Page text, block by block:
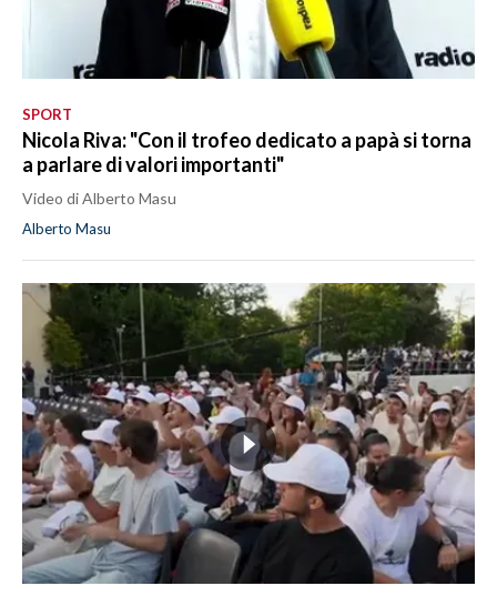
SPORT
Nicola Riva: "Con il trofeo dedicato a papà si torna
a parlare di valori importanti"
Video di Alberto Masu
Alberto Masu